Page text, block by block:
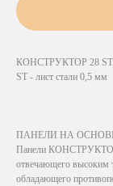
КОНСТРУКТОР 28
ST - лист стали 0,5 мм
ПАНЕЛИ НА
Панели КОНСТРУКТОР
отвечающего высоким
обладающего